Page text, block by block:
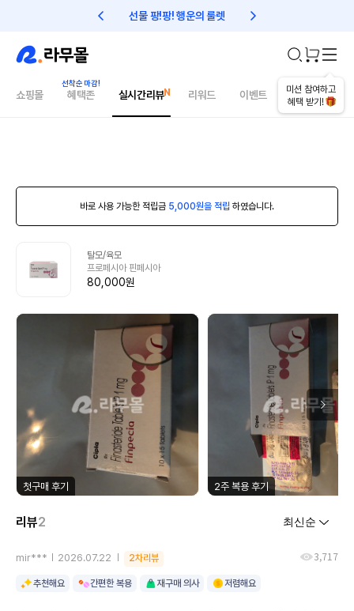
선물 팡!팡! 행운의 룰렛 친구초대 1만원 리워드!
미션 참여하고
혜택 받기!
쇼핑몰 혜택존 실시간리뷰 리워드 이벤트 건강매거진
바로 사용 가능한 적립금 5,000원을 적립 하였습니다.
탈모/육모
프로페시아 핀페시아
80,000원
첫구매 후기 2주 복용 후기
리뷰2
mir*** 2026.07.22 2차리뷰 3,717
추천해요 간편한 복용 재구매 의사 저렴해요